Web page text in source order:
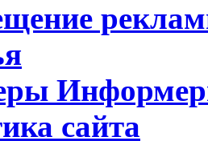
сайта